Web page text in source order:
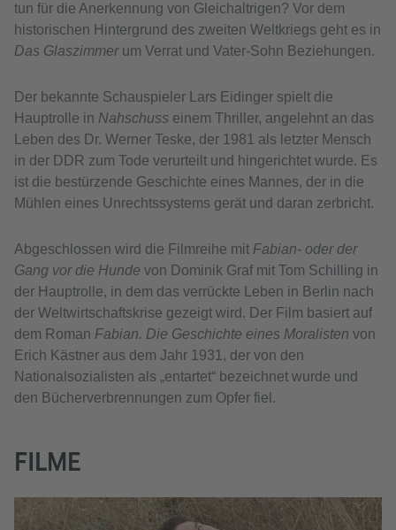
tun für die Anerkennung von Gleichaltrigen? Vor dem
historischen Hintergrund des zweiten Weltkriegs geht es in
Das Glaszimmerum Verrat und Vater-Sohn Beziehungen.
Der bekannte Schauspieler Lars Eidinger spielt die
Hauptrolle in Nahschuss einem Thriller, angelehnt an das
Leben des Dr. Werner Teske, der 1981 als letzter Mensch
in der DDR zum Tode verurteilt und hingerichtet wurde. Es
ist die bestürzende Geschichte eines Mannes, der in die
Mühlen eines Unrechtssystems gerät und daran zerbricht.
Abgeschlossen wird die Filmreihe mit Fabian- oder der
Gang vor die Hunde von Dominik Graf mit Tom Schilling in
der Hauptrolle, in dem das verrückte Leben in Berlin nach
der Weltwirtschaftskrise gezeigt wird. Der Film basiert auf
dem Roman Fabian. Die Geschichte eines Moralisten von
Erich Kästner aus dem Jahr 1931, der von den
Nationalsozialisten als „entartet“ bezeichnet wurde und
den Bücherverbrennungen zum Opfer fiel.
FILME